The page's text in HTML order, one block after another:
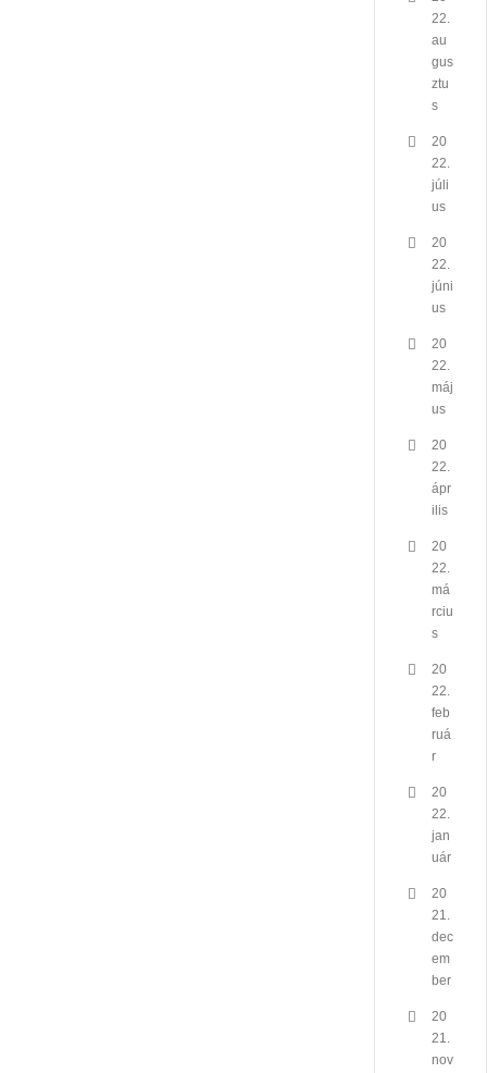
22.
au
gus
ztu
s
20
22.
júli
us
20
22.
júni
us
20
22.
máj
us
20
22.
ápr
ilis
20
22.
má
rciu
s
20
22.
feb
ruá
r
20
22.
jan
uár
20
21.
dec
em
ber
20
21.
nov